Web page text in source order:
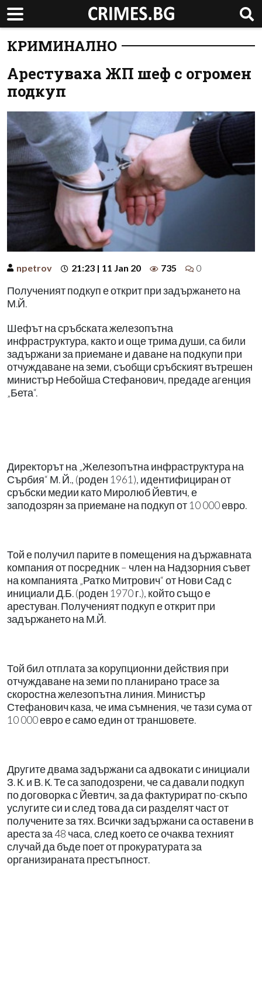
КРИМИНАЛНО
Арестуваха ЖП шеф с огромен
подкуп
npetrov 21:23 | 11 Jan 20 735 0
Полученият подкуп е открит при задържането на
М.Й.
Шефът на сръбската железопътна
инфраструктура, както и още трима души, са били
задържани за приемане и даване на подкупи при
отчуждаване на земи, съобщи сръбският вътрешен
министър Небойша Стефанович, предаде агенция
„Бета“.
Директорът на „Железопътна инфраструктура на
Сърбия“ М. Й., (роден 1961), идентифициран от
сръбски медии като Миролюб Йевтич, е
заподозрян за приемане на подкуп от 10 000 евро.
Той е получил парите в помещения на държавната
компания от посредник – член на Надзорния съвет
на компанията „Ратко Митрович“ от Нови Сад с
инициали Д.Б. (роден 1970 г.), който също е
арестуван. Полученият подкуп е открит при
задържането на М.Й.
Той бил отплата за корупционни действия при
отчуждаване на земи по планирано трасе за
скоростна железопътна линия. Министър
Стефанович каза, че има съмнения, че тази сума от
10 000 евро е само един от траншовете.
Другите двама задържани са адвокати с инициали
З. К. и В. К. Те са заподозрени, че са давали подкуп
по договорка с Йевтич, за да фактурират по-скъпо
услугите си и след това да си разделят част от
получените за тях. Всички задържани са оставени в
ареста за 48 часа, след което се очаква техният
случай да бъде поет от прокуратурата за
организираната престъпност.